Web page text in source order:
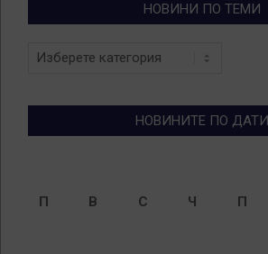
НОВИНИ ПО ТЕМИ
Новини
НОВИНИТЕ ПО ДАТИ
П
В С Ч П